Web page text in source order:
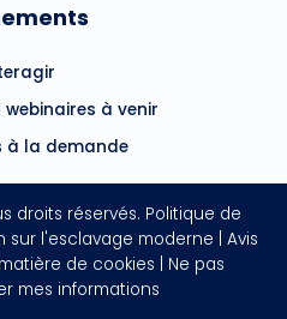
webinaires à venir
à la demande
droits réservés. Politique de
sur l'esclavage moderne
Avis
de cookies
Ne pas
mes informations